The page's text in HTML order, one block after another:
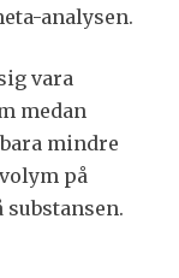
analysen.
vara
medan
mindre
på